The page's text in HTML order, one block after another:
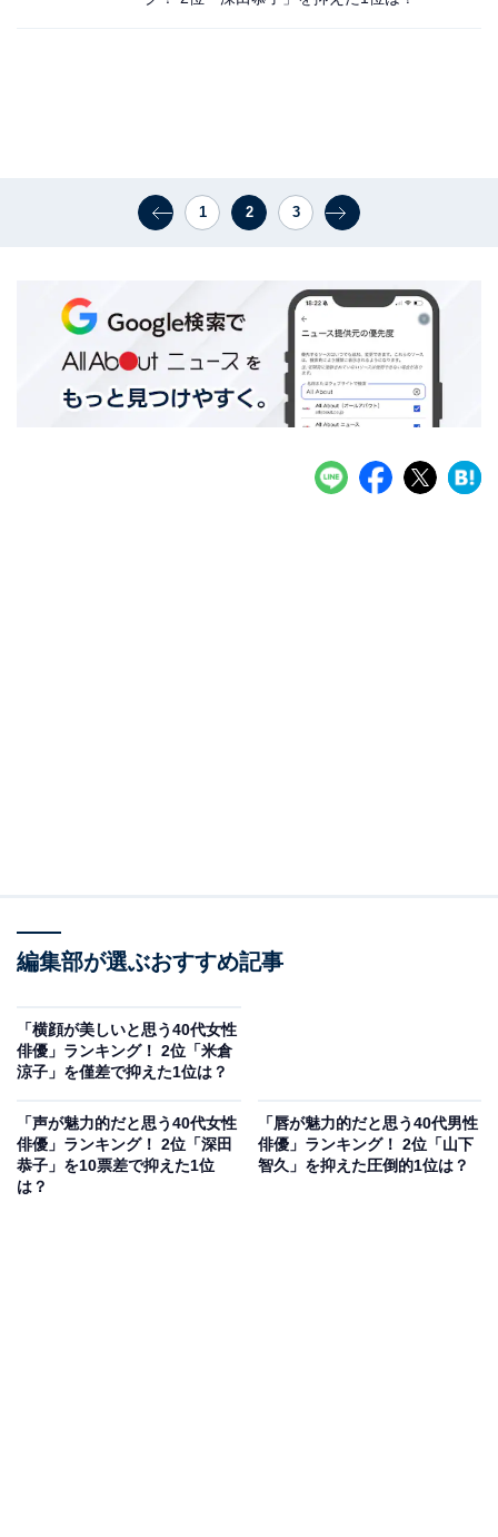
1 2 3
編集部が選ぶおすすめ記事
「横顔が美しいと思う40代女性
俳優」ランキング！ 2位「米倉
涼子」を僅差で抑えた1位は？
「声が魅力的だと思う40代女性
俳優」ランキング！ 2位「深田
恭子」を10票差で抑えた1位
は？
「唇が魅力的だと思う40代男性
俳優」ランキング！ 2位「山下
智久」を抑えた圧倒的1位は？